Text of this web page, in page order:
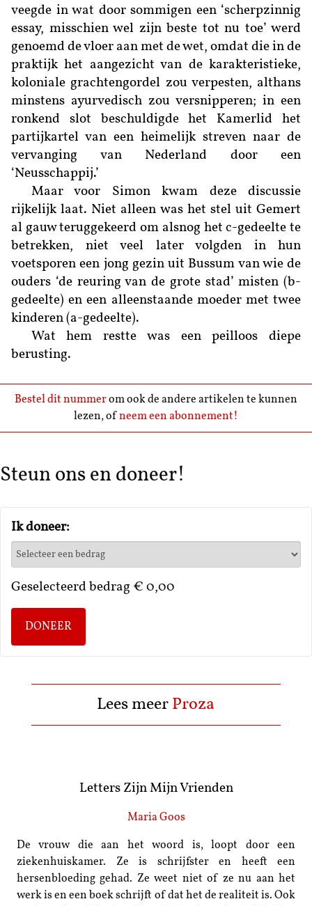
veegde in wat door sommigen een ‘scherpzinnig
essay, misschien wel zijn beste tot nu toe’ werd
genoemd de vloer aan met de wet, omdat die in de
praktijk het aangezicht van de karakteristieke,
koloniale grachtengordel zou verpesten, althans
minstens ayurvedisch zou versnipperen; in een
ronkend slot beschuldigde het Kamerlid het
partijkartel van een heimelijk streven naar de
vervanging van Nederland door een
‘Neusschappij.’
Maar voor Simon kwam deze discussie
rijkelijk laat. Niet alleen was het stel uit Gemert
al gauw teruggekeerd om alsnog het c-gedeelte te
betrekken, niet veel later volgden in hun
voetsporen een jong gezin uit Bussum van wie de
ouders ‘de reuring van de grote stad’ misten (b-
gedeelte) en een alleenstaande moeder met twee
kinderen (a-gedeelte).
Wat hem restte was een peilloos diepe
berusting.
Bestel dit nummerom ook de andere artikelen te kunnen
lezen, ofneem een abonnement!
Steun ons en doneer!
Ik doneer:
Geselecteerd bedrag € 0,00
DONEER
Lees meer Proza
Letters Zijn Mijn Vrienden
Maria Goos
De vrouw die aan het woord is, loopt door een
ziekenhuiskamer. Ze is schrijfster en heeft een
hersenbloeding gehad. Ze weet niet of ze nu aan het
werk is en een boek schrijft of dat het de realiteit is. Ook